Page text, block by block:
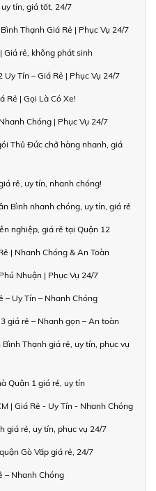
tín, giá tốt, 24/7
Thạnh Giá Rẻ | Phục Vụ 24/7
Giá rẻ, không phát sinh
Tín – Giá Rẻ | Phục Vụ 24/7
Rẻ | Gọi Là Có Xe!
Chóng | Phục Vụ 24/7
Thủ Đức chở hàng nhanh, giá
rẻ, uy tín, nhanh chóng!
Bình nhanh chóng, uy tín, giá rẻ
nghiệp, giá rẻ tại Quận 12
| Nhanh Chóng & An Toàn
Nhuận | Phục Vụ 24/7
– Uy Tín – Nhanh Chóng
giá rẻ – Nhanh gọn – An toàn
Thạnh giá rẻ, uy tín, phục vụ
Quận 1 giá rẻ, uy tín
| Giá Rẻ - Uy Tín - Nhanh Chóng
giá rẻ, uy tín, phục vụ 24/7
Gò Vấp giá rẻ, 24/7
– Nhanh Chóng